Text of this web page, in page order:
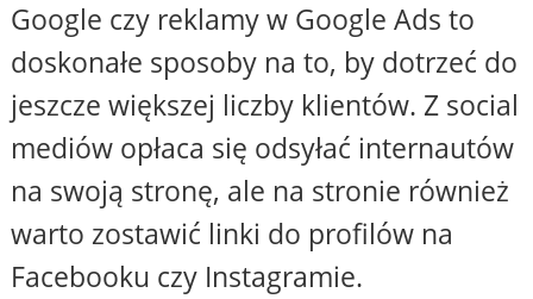
Google czy reklamy w Google Ads to
doskonałe sposoby na to, by dotrzeć do
jeszcze większej liczby klientów. Z social
mediów opłaca się odsyłać internautów
na swoją stronę, ale na stronie również
warto zostawić linki do profilów na
Facebooku czy Instagramie.